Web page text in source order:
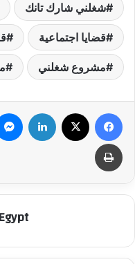
شغلني شارك تانك
قضايا اجتماعية
مشروع شغلني
فيسبوك لينكدإن
طباعة